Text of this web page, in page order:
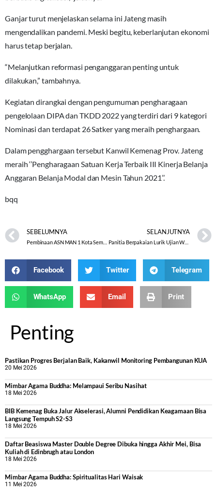
Ganjar turut menjelaskan selama ini Jateng masih
mengendalikan pandemi. Meski begitu, keberlanjutan ekonomi
harus tetap berjalan.
“Melanjutkan reformasi penganggaran penting untuk
dilakukan,” tambahnya.
Kegiatan dirangkai dengan pengumuman pengharagaan
pengelolaan DIPA dan TKDD 2022 yang terdiri dari 9 kategori
Nominasi dan terdapat 26 Satker yang meraih penghargaan.
Dalam pengghargaan tersebut Kanwil Kemenag Prov. Jateng
meraih ‘’Pengharagaan Satuan Kerja Terbaik III Kinerja Belanja
Anggaran Belanja Modal dan Mesin Tahun 2021’’.
bqq
SEBELUMNYA SELANJUTNYA
Facebook Twitter Telegram
WhatsApp Email Print
Penting
Pastikan Progres Berjalan Baik, Kakanwil Monitoring Pembangunan KUA
20 Mei 2026
Mimbar Agama Buddha: Melampaui Seribu Nasihat
18 Mei 2026
BIB Kemenag Buka Jalur Akselerasi, Alumni Pendidikan Keagamaan Bisa
Langsung Tempuh S2-S3
18 Mei 2026
Daftar Beasiswa Master Double Degree Dibuka hingga Akhir Mei, Bisa
Kuliah di Edinbrugh atau London
18 Mei 2026
Mimbar Agama Buddha: Spiritualitas Hari Waisak
11 Mei 2026